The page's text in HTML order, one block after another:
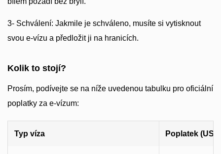
3- Schválení: Jakmile je schváleno, musíte si vytisknout
svou e-vízu a předložit ji na hranicích.
Kolik to stojí?
Prosím, podívejte se na níže uvedenou tabulku pro oficiální
poplatky za e-vízum:
Typ víza Poplatek